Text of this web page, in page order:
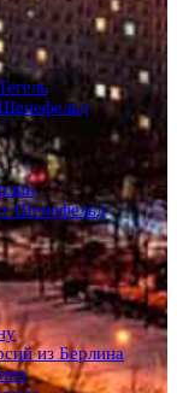
Шенефельд
из Берлина